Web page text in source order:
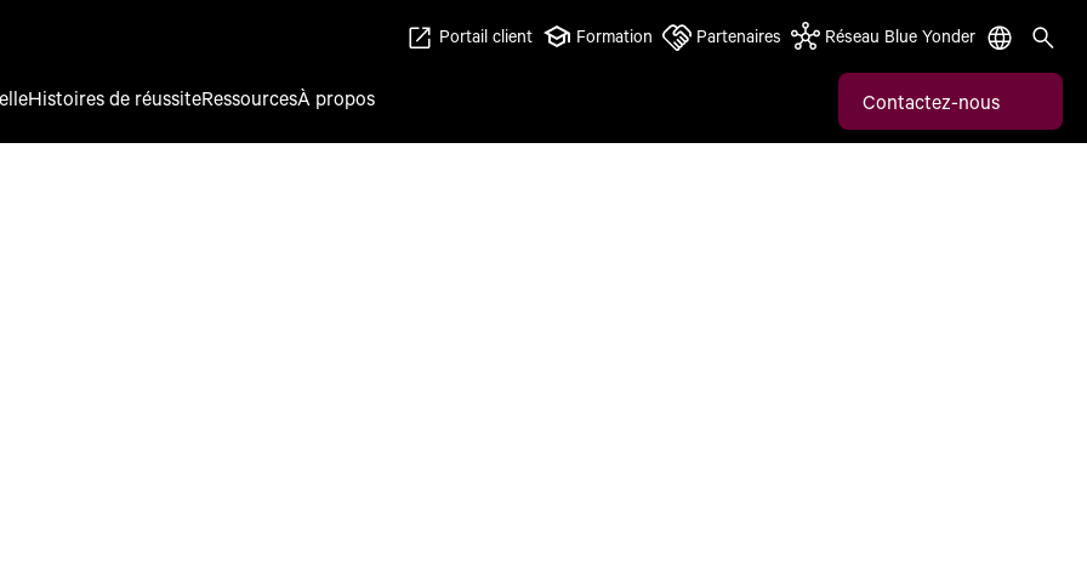
Portail client Formation Partenaires Réseau Blue Yonder
Histoires de réussiteRessourcesÀ propos Contactez-nous